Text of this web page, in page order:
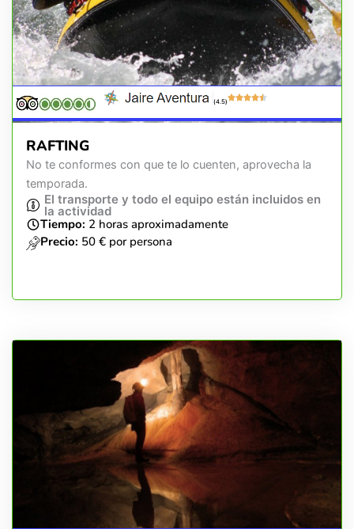
(4.5)
RAFTING
No te conformes con que te lo cuenten, aprovecha la
temporada.
El transporte y todo el equipo están incluidos en
la actividad
Tiempo: 2 horas aproximadamente
Precio: 50 € por persona